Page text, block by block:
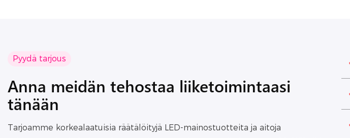
Pyydä tarjous
Anna meidän tehostaa liiketoimintaasi
tänään
Tarjoamme korkealaatuisia räätälöityjä LED-mainostuotteita ja aitoja